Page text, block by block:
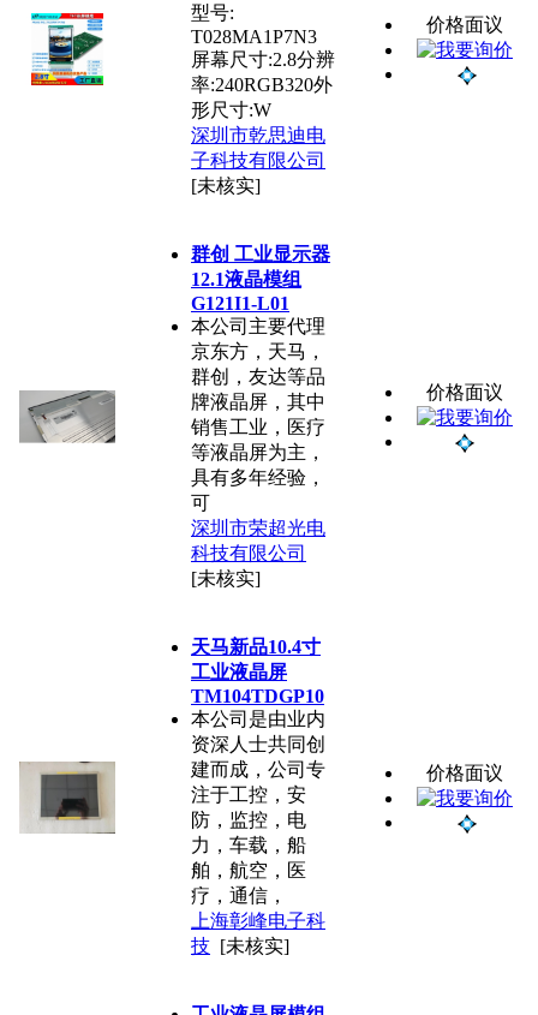
型号:
T028MA1P7N3
屏幕尺寸:2.8分辨
率:240RGB320外
形尺寸:W
深圳市乾思迪电
子科技有限公司
[未核实]
价格面议
群创 工业显示器
12.1液晶模组
G121I1-L01
本公司主要代理
京东方，天马，
群创，友达等品
牌液晶屏，其中
销售工业，医疗
等液晶屏为主，
具有多年经验，
可
深圳市荣超光电
科技有限公司
[未核实]
价格面议
天马新品10.4寸
工业液晶屏
TM104TDGP10
本公司是由业内
资深人士共同创
建而成，公司专
注于工控，安
防，监控，电
力，车载，船
舶，航空，医
疗，通信，
上海彰峰电子科
技 [未核实]
价格面议